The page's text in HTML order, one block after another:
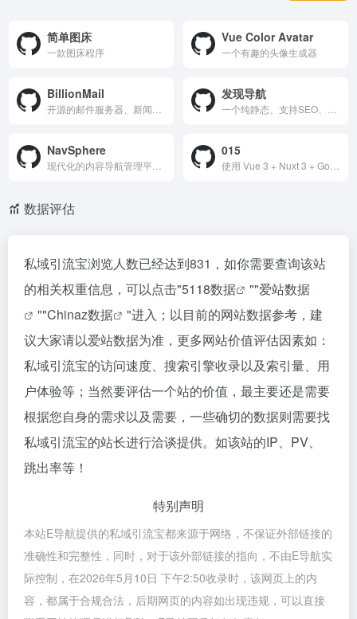
简单图床
一款图床程序
Vue Color Avatar
一个有趣的头像生成器
BillionMail 发现导航
NavSphere 015
数据评估
私域引流宝浏览人数已经达到831，如你需要查询该站
的相关权重信息，可以点击"5118数据 ""爱站数据
""Chinaz数据
"进入；以目前的网站数据参考，建
议大家请以爱站数据为准，更多网站价值评估因素如：
私域引流宝的访问速度、搜索引擎收录以及索引量、用
户体验等；当然要评估一个站的价值，最主要还是需要
根据您自身的需求以及需要，一些确切的数据则需要找
私域引流宝的站长进行洽谈提供。如该站的IP、PV、
跳出率等！
特别声明
本站E导航提供的私域引流宝都来源于网络，不保证外部链接的
准确性和完整性，同时，对于该外部链接的指向，不由E导航实
际控制，在2026年5月10日 下午2:50收录时，该网页上的内
容，都属于合规合法，后期网页的内容如出现违规，可以直接